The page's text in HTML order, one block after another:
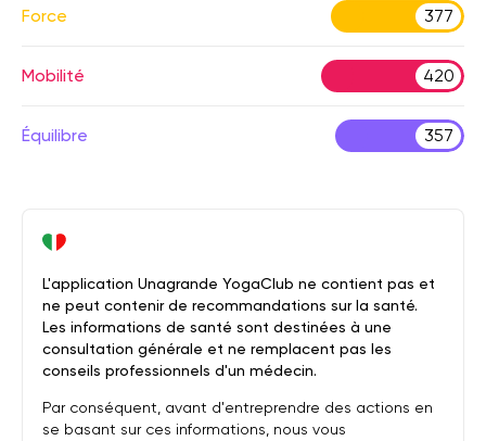
Force 377
Mobilité 420
Équilibre 357
L'application Unagrande YogaClub ne contient pas et
ne peut contenir de recommandations sur la santé.
Les informations de santé sont destinées à une
consultation générale et ne remplacent pas les
conseils professionnels d'un médecin.
Par conséquent, avant d'entreprendre des actions en
se basant sur ces informations, nous vous